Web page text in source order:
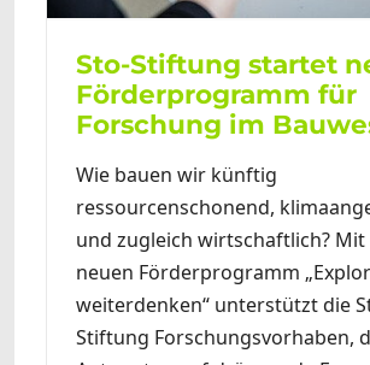
Sto-Stiftung startet
Förderprogramm für
Forschung im
Wie bauen wir künftig
ressourcenschonend,
und zugleich wirtschaftlich? Mit
neuen Förderprogramm
weiterdenken“ unterstützt die
Stiftung Forschungsvorhaben,